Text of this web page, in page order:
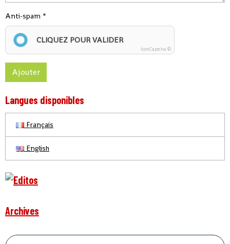
Anti-spam
CLIQUEZ POUR VALIDER
IconCaptcha ©
Ajouter
Langues disponibles
Français
English
Archives